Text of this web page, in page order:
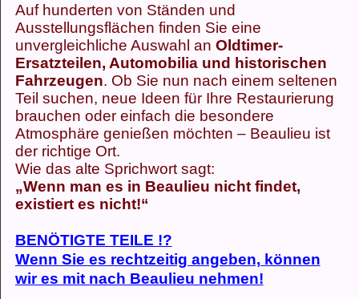
Auf hunderten von Ständen und
Ausstellungsflächen finden Sie eine
unvergleichliche Auswahl an Oldtimer-
Ersatzteilen, Automobilia und historischen
Fahrzeugen. Ob Sie nun nach einem seltenen
Teil suchen, neue Ideen für Ihre Restaurierung
brauchen oder einfach die besondere
Atmosphäre genießen möchten – Beaulieu ist
der richtige Ort.
Wie das alte Sprichwort sagt:
„Wenn man es in Beaulieu nicht findet,
existiert es nicht!“
BENÖTIGTE TEILE !?
Wenn Sie es rechtzeitig angeben, können
wir es mit nach Beaulieu nehmen!